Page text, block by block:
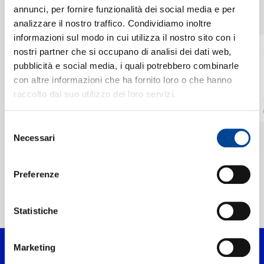
annunci, per fornire funzionalità dei social media e per
analizzare il nostro traffico. Condividiamo inoltre
informazioni sul modo in cui utilizza il nostro sito con i
nostri partner che si occupano di analisi dei dati web,
pubblicità e social media, i quali potrebbero combinarle
con altre informazioni che ha fornito loro o che hanno
raccolto dal suo utilizzo dei loro servizi.
delNecessari
Preferenze
Statistiche
Marketing
SINGOLI
I singoli più rappresentativi di Christoph Eschenbach, tra successi storici e nuove uscite. VEDI TUTTI
KONZERTHAUSORCHESTER
BERLIN, CHRISTOPH
ESCHENBACH
Schreker:
Romantische Suite:
III. Intermezzo (In
INSTANT GRAT
BERLIN, CHRISTOPH
ESCHENBACH
Schreker: Valse lente
Digitale
Home Classica Christoph Eschenbach
CHI SIAMO
CONTATTI